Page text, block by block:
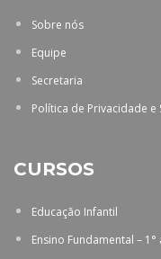
Sobre nós
Equipe
Secretaria
Política de Privacidade e
CURSOS
Educação Infantil
Ensino Fundamental – 1°